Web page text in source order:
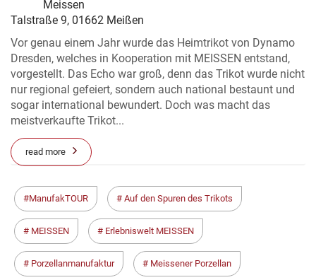
Meissen
Talstraße 9, 01662 Meißen
Vor genau einem Jahr wurde das Heimtrikot von Dynamo
Dresden, welches in Kooperation mit MEISSEN entstand,
vorgestellt. Das Echo war groß, denn das Trikot wurde nicht
nur regional gefeiert, sondern auch national bestaunt und
sogar international bewundert. Doch was macht das
meistverkaufte Trikot...
read more
ManufakTOUR Auf den Spuren des Trikots
MEISSEN Erlebniswelt MEISSEN
Porzellanmanufaktur Meissener Porzellan